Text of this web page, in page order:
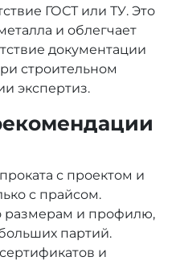
ГОСТ или ТУ. Это
и облегчает
документации
строительном
экспертиз.
с проектом и
с прайсом.
размерам и профилю,
партий.
и